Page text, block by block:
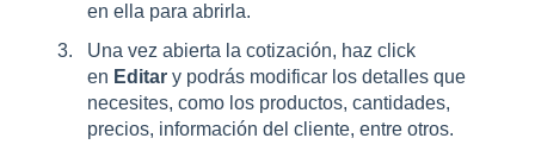
en ella para abrirla.
Una vez abierta la cotización, haz click
en Editar y podrás modificar los detalles que
necesites, como los productos, cantidades,
precios, información del cliente, entre otros.